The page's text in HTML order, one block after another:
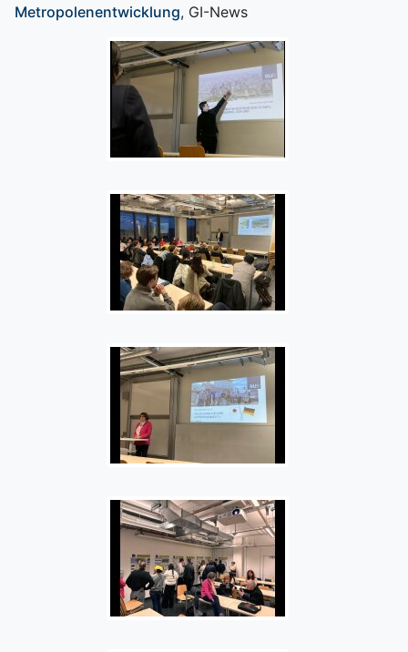
Metropolenentwicklung, GI-News